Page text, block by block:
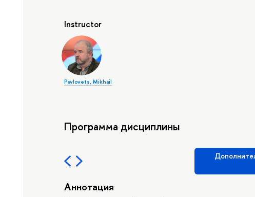
Instructor
Pavlovets, Mikhail
Программа дисциплины
Аннотация